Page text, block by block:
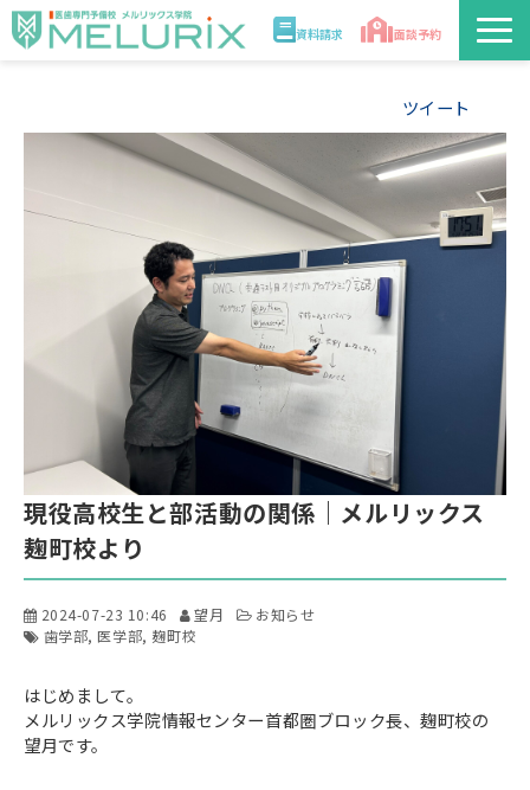
資料請求 面談予約
入学案内
合格実績・合格体験記
講師
医学部解答速報2026
ツイート
現役高校生と部活動の関係｜メルリックス
麹町校より
2024-07-23 10:46 望月
お知らせ
歯学部 医学部 麹町校
はじめまして。
メルリックス学院情報センター首都圏ブロック長、麹町校の
望月です。